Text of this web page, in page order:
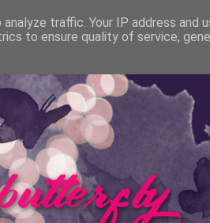
Autorentage Filme &
traffic. Your IP address and
to ensure quality of service,